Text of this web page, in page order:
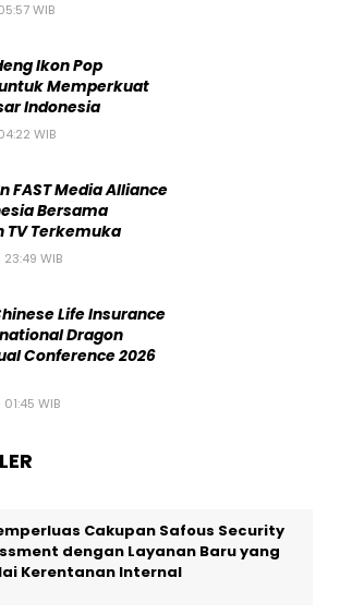
WIB
Ikon Pop
Memperkuat
Indonesia
WIB
FAST Media Alliance
Bersama
TV Terkemuka
WIB
Life Insurance
Dragon
Conference 2026
WIB
Cakupan Safous Security
dengan Layanan Baru yang
Kerentanan Internal